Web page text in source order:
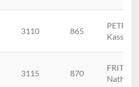
3110 865
3115 870
FRITZ
Nathan